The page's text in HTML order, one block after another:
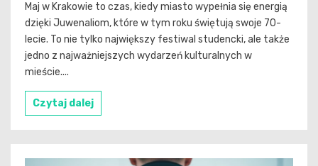
Maj w Krakowie to czas, kiedy miasto wypełnia się energią
dzięki Juwenaliom, które w tym roku świętują swoje 70-
lecie. To nie tylko największy festiwal studencki, ale także
jedno z najważniejszych wydarzeń kulturalnych w
mieście....
Czytaj dalej